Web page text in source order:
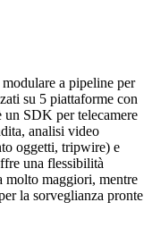
a pipeline per
su 5 piattaforme con
SDK per telecamere
analisi video
oggetti, tripwire) e
una flessibilità
molto maggiori, mentre
la sorveglianza pronte